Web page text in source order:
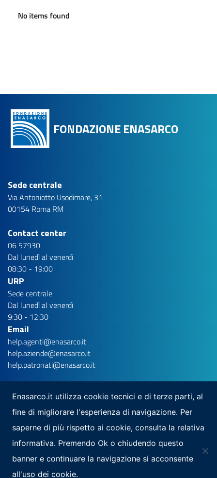
No items found
FONDAZIONE ENASARCO
Sede centrale
Via Antoniotto Usodimare, 31
00154 Roma RM
Contact center
06 57930
Dal lunedì al venerdì
08:30 - 19:00
URP
Sede centrale
Dal lunedì al venerdì
9:30 - 12:30
Email
help.agenti@enasarco.it
help.aziende@enasarco.it
help.patronati@enasarco.it
Scarica la nostra app per mobile
Enasarco.it utilizza cookie tecnici e di terze parti, al
fine di migliorare l'esperienza di navigazione. Per
saperne di più rispetto ai cookie, consulta la relativa
informativa. Premendo Ok o chiudendo questo
banner e continuare la navigazione si acconsente
all'uso dei cookie.